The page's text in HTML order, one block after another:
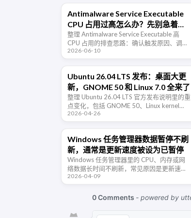
Antimalware Service Executable
CPU 占用过高怎么办？先别急着关
Defender
整理 Antimalware Service Executable 高
CPU 占用的排查思路：确认触发原因、调整
扫描计划、谨慎添加排除项，以及关闭
2026-06-10
Ubuntu 26.04 LTS 发布：桌面大更
新，GNOME 50 和 Linux 7.0 全来了
整理 Ubuntu 26.04 LTS 官方发布说明里的重
点变化，包括 GNOME 50、Linux kernel
7.0、Wayland、桌面应用更新、硬件要求与
2026-04-26
Windows 任务管理器数据暂停不刷
新，通常是更新速度被设为已暂停
Windows 任务管理器里的 CPU、内存或网
络数据长时间不刷新，常见原因是更新速度
被误设为“已暂停”，恢复为正常即可。
2026-04-09